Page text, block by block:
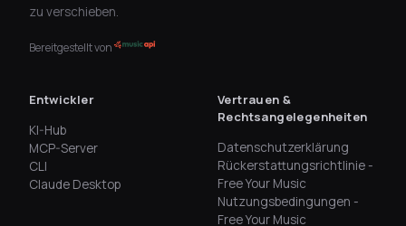
zu verschieben.
Bereitgestellt von
Entwickler
KI-Hub
MCP-Server
CLI
Claude Desktop
Vertrauen &
Rechtsangelegenheiten
Datenschutzerklärung
Rückerstattungsrichtlinie -
Free Your Music
Nutzungsbedingungen -
Free Your Music